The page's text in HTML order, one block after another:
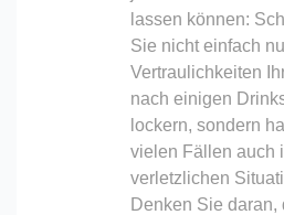
lassen können:
Sie nicht einfach
Vertraulichkeiten
nach einigen
lockern, sondern
vielen Fällen auch
verletzlichen
Denken Sie